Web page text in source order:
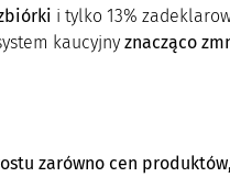
i tylko 13%
kaucyjnyznacząco
zarówno cen